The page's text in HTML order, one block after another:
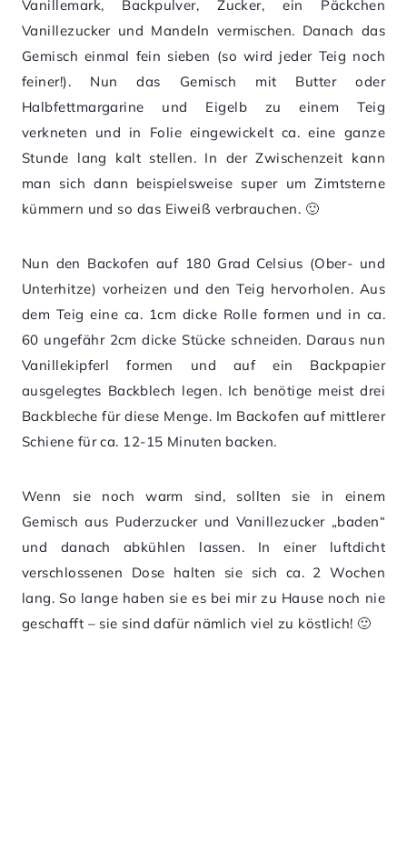
Vanillemark, Backpulver, Zucker, ein Päckchen
Vanillezucker und Mandeln vermischen. Danach das
Gemisch einmal fein sieben (so wird jeder Teig noch
feiner!). Nun das Gemisch mit Butter oder
Halbfettmargarine und Eigelb zu einem Teig
verkneten und in Folie eingewickelt ca. eine ganze
Stunde lang kalt stellen. In der Zwischenzeit kann
man sich dann beispielsweise super um Zimtsterne
kümmern und so das Eiweiß verbrauchen. 🙂
Nun den Backofen auf 180 Grad Celsius (Ober- und
Unterhitze) vorheizen und den Teig hervorholen. Aus
dem Teig eine ca. 1cm dicke Rolle formen und in ca.
60 ungefähr 2cm dicke Stücke schneiden. Daraus nun
Vanillekipferl formen und auf ein Backpapier
ausgelegtes Backblech legen. Ich benötige meist drei
Backbleche für diese Menge. Im Backofen auf mittlerer
Schiene für ca. 12-15 Minuten backen.
Wenn sie noch warm sind, sollten sie in einem
Gemisch aus Puderzucker und Vanillezucker „baden“
und danach abkühlen lassen. In einer luftdicht
verschlossenen Dose halten sie sich ca. 2 Wochen
lang. So lange haben sie es bei mir zu Hause noch nie
geschafft – sie sind dafür nämlich viel zu köstlich! 🙂